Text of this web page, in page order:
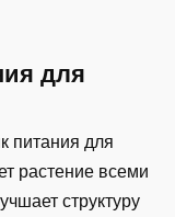
для
питания для
растение всеми
структуру